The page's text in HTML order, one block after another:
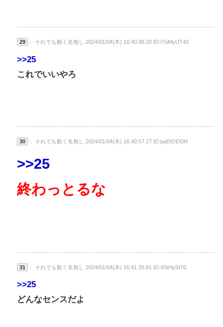
29 ： それでも動く名無し 2024/01/04(木) 16:40:38.20 ID:/7oMyUT40
>>25
これでいいやろ
30 ： それでも動く名無し 2024/01/04(木) 16:40:57.27 ID:paEtOEI0H
>>25
終わっとるな
31 ： それでも動く名無し 2024/01/04(木) 16:41:35.61 ID:4StHpSI70
>>25
どんなセンスだよ